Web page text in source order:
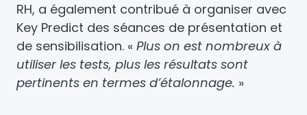
RH, a également contribué à organiser avec
Key Predict des séances de présentation et
de sensibilisation. « Plus on est nombreux à
utiliser les tests, plus les résultats sont
pertinents en termes d’étalonnage. »